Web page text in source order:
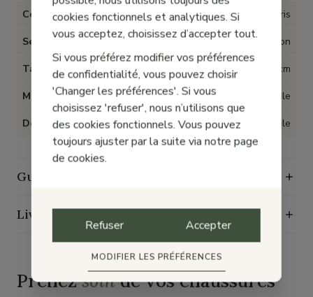
Couleur Gris
Semelles amovibles Non
Talon 3 cm
Matière Textile
Doublure Textile
Guide d'entretien
Livraison, échange et retours
Prenezsoinde vos chaussures
cookies fonctionnels et analytiques. Si
vous acceptez, choisissez d’accepter tout.
Si vous préférez modifier vos préférences
de confidentialité, vous pouvez choisir
'Changer les préférences'. Si vous
choisissez 'refuser', nous n’utilisons que
des cookies fonctionnels. Vous pouvez
toujours ajuster par la suite via notre page
de cookies.
Refuser Accepter
MODIFIER LES PRÉFÉRENCES